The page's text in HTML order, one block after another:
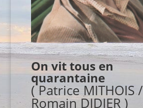
On vit tous en
quarantaine
( Patrice MITHOIS /
Romain DIDIER )